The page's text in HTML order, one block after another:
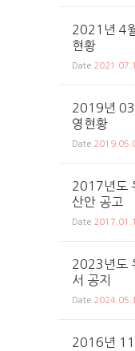
2021년 4
현황
Date
2019년 03
영현황
Date
2017년도
산안 공고
Date
2023년도
서 공지
Date
2016년 11